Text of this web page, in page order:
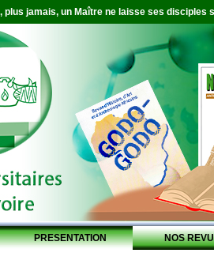
plus jamais, un Maître ne laisse ses disciples
PRESENTATION NOS